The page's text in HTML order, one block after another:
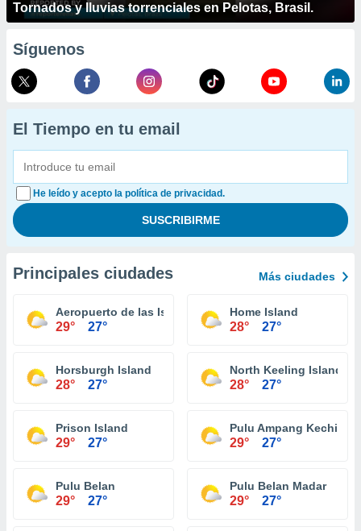
Tornados y lluvias torrenciales en Pelotas, Brasil.
Síguenos
El Tiempo en tu email
He leído y acepto la política de privacidad.
Principales ciudades Más ciudades
Aeropuerto de las Islas Cocos
29° 27°
Home Island
28° 27°
Horsburgh Island
28° 27°
North Keeling Island
28° 27°
Prison Island
29° 27°
Pulu Ampang Kechil
29° 27°
Pulu Belan
29° 27°
Pulu Belan Madar
29° 27°